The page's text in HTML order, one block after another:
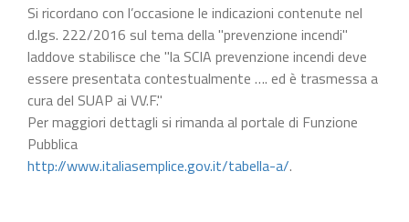
Si ricordano con l’occasione le indicazioni contenute nel
d.lgs. 222/2016 sul tema della "prevenzione incendi"
laddove stabilisce che "la SCIA prevenzione incendi deve
essere presentata contestualmente …. ed è trasmessa a
cura del SUAP ai VV.F."
Per maggiori dettagli si rimanda al portale di Funzione
Pubblica
http://www.italiasemplice.gov.it/tabella-a/.